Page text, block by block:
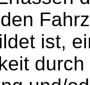
ist,